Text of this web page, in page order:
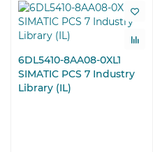
6DL5410-8AA08-0XL1
SIMATIC PCS 7 Industry
Library (IL)